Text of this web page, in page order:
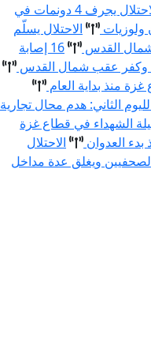
الاحتلال يجرف 4 دونمات في
الاحتلال يسلّم
القدس
16 إصابة
وكفر عقب شمال القدس
الثاني: هدم محال تجارية
الشهداء في قطاع غزة
الاحتلال
ويغلق عدة مداخل